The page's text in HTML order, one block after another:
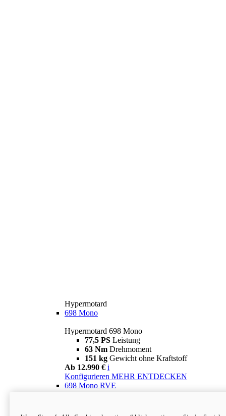
Hypermotard
698 Mono
Hypermotard 698 Mono
77,5 PS Leistung
63 Nm Drehmoment
151 kg Gewicht ohne Kraftstoff
Ab 12.990 € i
Konfigurieren MEHR ENTDECKEN
698 Mono RVE
77,5 PS
Leistung